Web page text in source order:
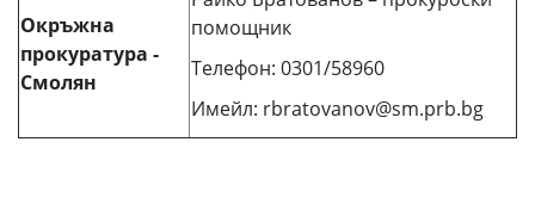
Окръжна
прокуратура -
Смолян
помощник
Телефон: 0301/58960
Имейл: rbratovanov@sm.prb.bg